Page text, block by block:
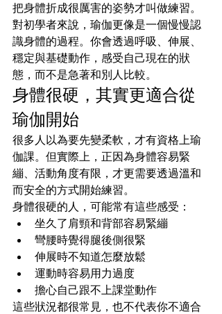
把身體折成很厲害的姿勢才叫做練習。
對初學者來說，瑜伽更像是一個慢慢認
識身體的過程。你會透過呼吸、伸展、
穩定與基礎動作，感受自己現在的狀
態，而不是急著和別人比較。
身體很硬，其實更適合從
瑜伽開始
很多人以為要先變柔軟，才有資格上瑜
伽課。但實際上，正因為身體容易緊
繃、活動角度有限，才更需要透過溫和
而安全的方式開始練習。
身體很硬的人，可能常有這些感受：
坐久了肩頸和背部容易緊繃
彎腰時覺得腿後側很緊
伸展時不知道怎麼放鬆
運動時容易用力過度
擔心自己跟不上課堂動作
這些狀況都很常見，也不代表你不適合